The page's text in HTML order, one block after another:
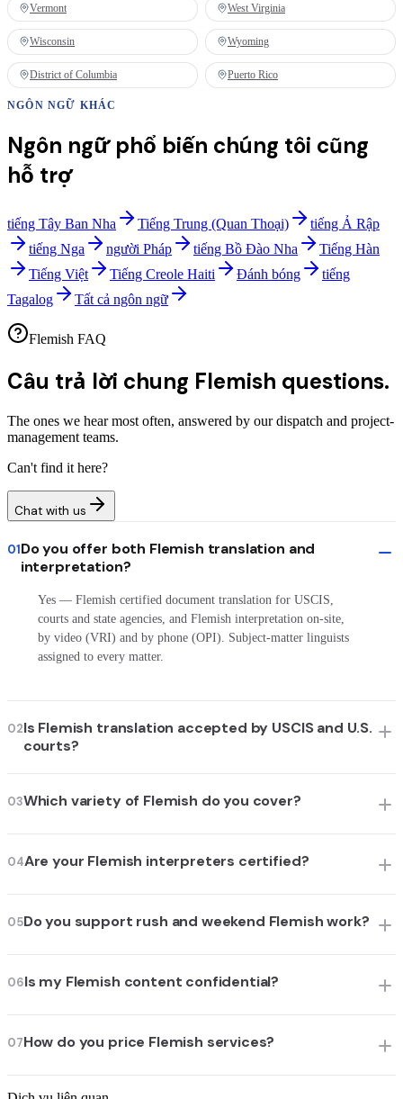
Vermont West Virginia
Wisconsin Wyoming
District of Columbia Puerto Rico
NGÔN NGỮ KHÁC
Ngôn ngữ phổ biến chúng tôi cũng
hỗ trợ
tiếng Tây Ban Nha Tiếng Trung (Quan Thoại)
tiếng Ả Rập
tiếng Nga
người Pháp tiếng Bồ Đào Nha
Tiếng Hàn
Tiếng Việt
Tiếng Creole Haiti Đánh bóng
tiếng
Tagalog
Tất cả ngôn ngữ
Flemish FAQ
Câu trả lời chung Flemish questions.
The ones we hear most often, answered by our dispatch and project-
management teams.
Can't find it here?
Chat with us
01Do you offer both Flemish translation and
interpretation?
Yes — Flemish certified document translation for USCIS,
courts and state agencies, and Flemish interpretation on-site,
by video (VRI) and by phone (OPI). Subject-matter linguists
assigned to every matter.
02Is Flemish translation accepted by USCIS and U.S.
courts?
03Which variety of Flemish do you cover?
04Are your Flemish interpreters certified?
05Do you support rush and weekend Flemish work?
06Is my Flemish content confidential?
07How do you price Flemish services?